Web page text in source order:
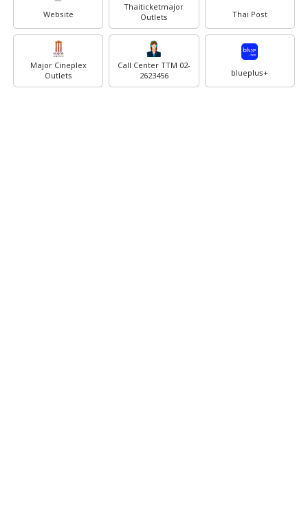
Website
Thaiticketmajor
Outlets
Thai Post
Major Cineplex
Outlets
Call Center TTM 02-
2623456
blueplus+